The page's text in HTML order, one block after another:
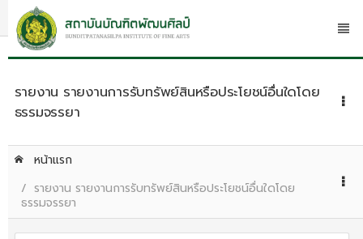
รายงาน รายงานการรับทรัพย์สินหรือประโยชน์อื่นใดโดย
ธรรมจรรยา
หน้าแรก
รายงาน รายงานการรับทรัพย์สินหรือประโยชน์อื่นใดโดย
ธรรมจรรยา